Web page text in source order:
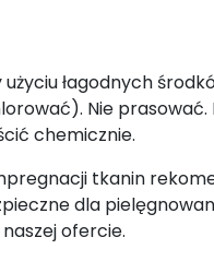
łagodnych
Nie prasować.
chemicznie.
tkanin
dla
ofercie.